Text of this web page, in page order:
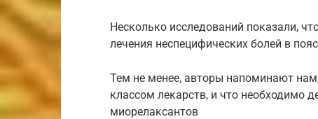
Несколько исследований показали,
лечения неспецифических болей в
Тем не менее, авторы напоминают
классом лекарств, и что необходимо
миорелаксантов